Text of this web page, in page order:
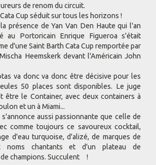
de renom du circuit.
Cup séduit sur tous les horizons !
présence de Yan Van Den Haute qui l'an
au Portoricain Enrique Figueroa s'était
d'une Saint Barth Cata Cup remportée par
Heemskerk devant l'Américain John
va donc va donc être décisive pour les
50 places sont disponibles. Le juge
être le Container, avec deux containers à
et un à Miami...
aussi passionnante que celle de
comme toujours ce savoureux cocktail,
d'eau turquoise, d'alizé, de marques de
noms chantants et d'un plateau de
champions. Succulent !